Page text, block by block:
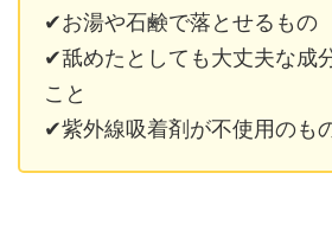
✔お湯や石鹸で落とせるもの
✔舐めたとしても大丈夫な成
こと
✔紫外線吸着剤が不使用のも